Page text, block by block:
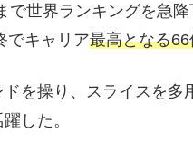
で世界ランキングを急
でキャリア最高となる
を操り、スライスを
した。